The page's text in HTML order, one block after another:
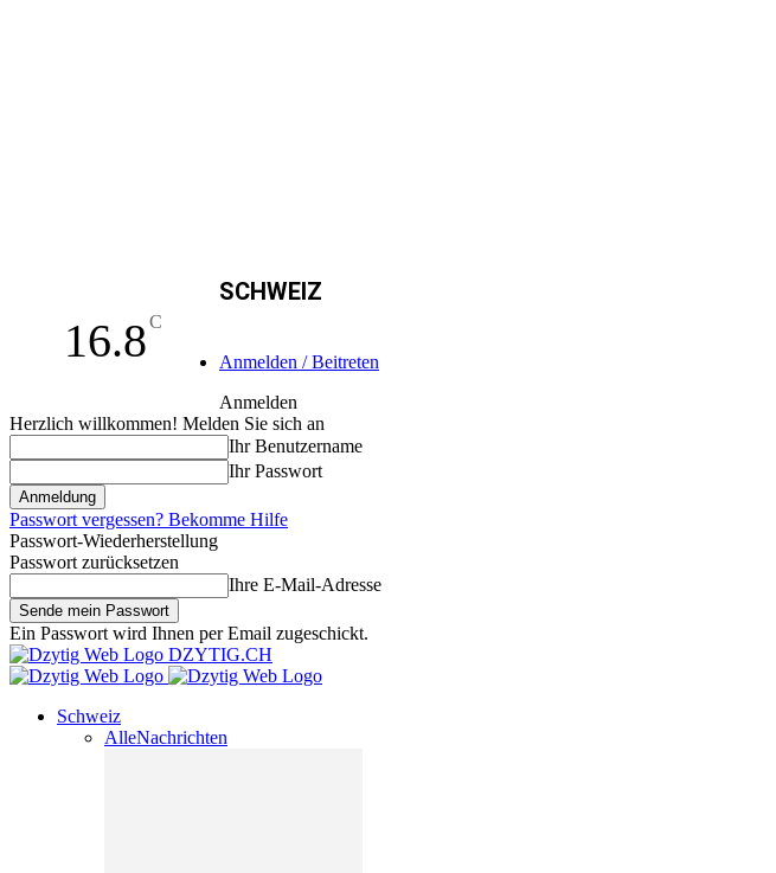
16.8C
SCHWEIZ
Anmelden / Beitreten
Anmelden
Herzlich willkommen! Melden Sie sich an
Ihr Benutzername
Ihr Passwort
Passwort vergessen? Bekomme Hilfe
Passwort-Wiederherstellung
Passwort zurücksetzen
Ihre E-Mail-Adresse
Ein Passwort wird Ihnen per Email zugeschickt.
DZYTIG.CH
Schweiz
AlleNachrichten